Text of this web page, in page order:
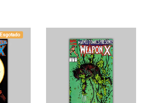
Esgotado